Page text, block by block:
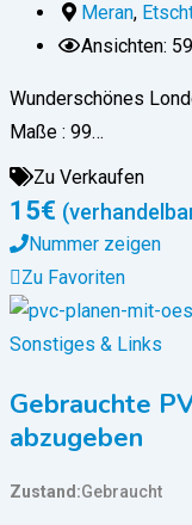
Meran,
Ansichten:
Wunderschönes
Maße : 99…
Zu Verkaufen
15€
Nummer zeigen
Zu Favoriten
Sonstiges & Links
Gebrauchte
abzugeben
Zustand Gebraucht